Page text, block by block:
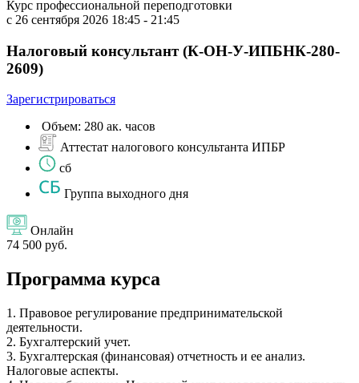
Курс профессиональной переподготовки
с 26 сентября 2026 18:45 - 21:45
Налоговый консультант (К-ОН-У-ИПБНК-280-
2609)
Зарегистрироваться
Объем: 280 ак. часов
Аттестат налогового консультанта ИПБР
сб
Группа выходного дня
Онлайн
74 500 руб.
Программа курса
1. Правовое регулирование предпринимательской
деятельности.
2. Бухгалтерский учет.
3. Бухгалтерская (финансовая) отчетность и ее анализ.
Налоговые аспекты.